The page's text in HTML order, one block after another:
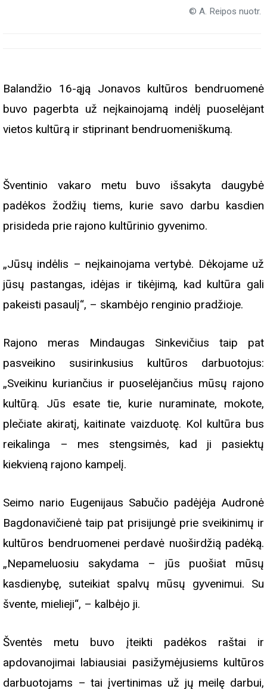
© A. Reipos nuotr.
Balandžio 16-ąją Jonavos kultūros bendruomenė
buvo pagerbta už neįkainojamą indėlį puoselėjant
vietos kultūrą ir stiprinant bendruomeniškumą.
Šventinio vakaro metu buvo išsakyta daugybė
padėkos žodžių tiems, kurie savo darbu kasdien
prisideda prie rajono kultūrinio gyvenimo.
„Jūsų indėlis – neįkainojama vertybė. Dėkojame už
jūsų pastangas, idėjas ir tikėjimą, kad kultūra gali
pakeisti pasaulį“, – skambėjo renginio pradžioje.
Rajono meras Mindaugas Sinkevičius taip pat
pasveikino susirinkusius kultūros darbuotojus:
„Sveikinu kuriančius ir puoselėjančius mūsų rajono
kultūrą. Jūs esate tie, kurie nuraminate, mokote,
plečiate akiratį, kaitinate vaizduotę. Kol kultūra bus
reikalinga – mes stengsimės, kad ji pasiektų
kiekvieną rajono kampelį.
Seimo nario Eugenijaus Sabučio padėjėja Audronė
Bagdonavičienė taip pat prisijungė prie sveikinimų ir
kultūros bendruomenei perdavė nuoširdžią padėką.
„Nepameluosiu sakydama – jūs puošiat mūsų
kasdienybę, suteikiat spalvų mūsų gyvenimui. Su
švente, mielieji“, – kalbėjo ji.
Šventės metu buvo įteikti padėkos raštai ir
apdovanojimai labiausiai pasižymėjusiems kultūros
darbuotojams – tai įvertinimas už jų meilę darbui,